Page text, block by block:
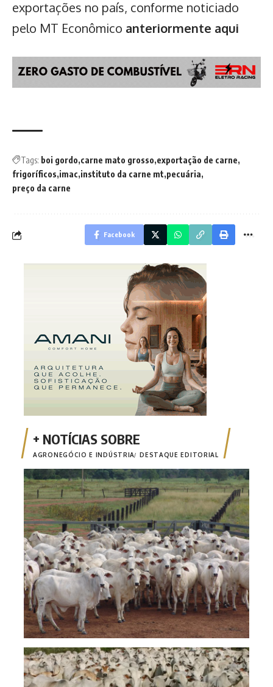
exportações no país, conforme noticiado
pelo MT Econômico anteriormente aqui
Tags: boi gordo carne mato grosso exportação de carne
frigoríficos imac instituto da carne mt pecuária
preço da carne
Facebook
AGRONEGÓCIO E INDÚSTRIA DESTAQUE EDITORIAL